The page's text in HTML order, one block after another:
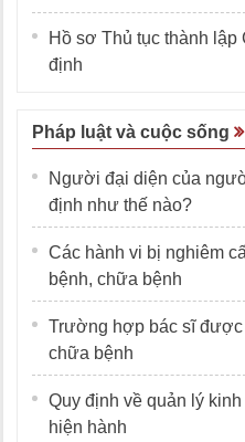
Hồ sơ Thủ tục thành lập
định
Pháp luật và cuộc sống
Người đại diện của
định như thế nào?
Các hành vi bị nghiêm
bệnh, chữa bệnh
Trường hợp bác sĩ được
chữa bệnh
Quy định về quản lý
hiện hành